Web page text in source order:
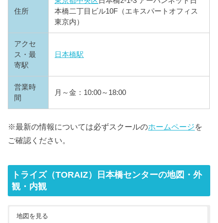
住所
本橋二丁目ビル10F（エキスパートオフィス
東京内）
アクセ
ス・最
寄駅
日本橋駅
営業時
間
月～金：10:00～18:00
※最新の情報については必ずスクールのホームページを
ご確認ください。
トライズ（TORAIZ）日本橋センターの地図・外
観・内観
地図を見る